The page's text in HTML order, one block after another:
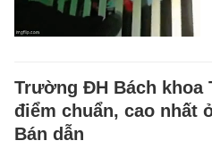
Trường ĐH Bách khoa
điểm chuẩn, cao nhất
Bán dẫn